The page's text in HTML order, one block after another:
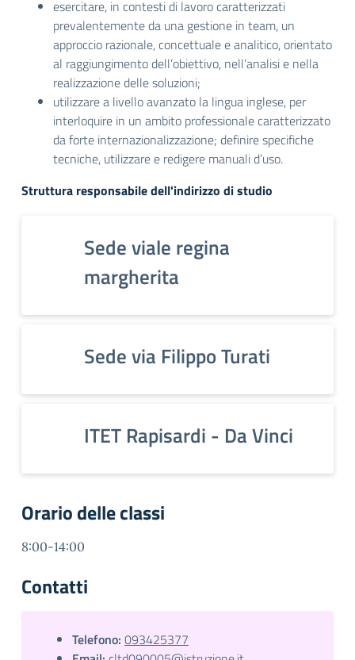
esercitare, in contesti di lavoro caratterizzati
prevalentemente da una gestione in team, un
approccio razionale, concettuale e analitico, orientato
al raggiungimento dell’obiettivo, nell’analisi e nella
realizzazione delle soluzioni;
utilizzare a livello avanzato la lingua inglese, per
interloquire in un ambito professionale caratterizzato
da forte internazionalizzazione; definire specifiche
tecniche, utilizzare e redigere manuali d’uso.
Struttura responsabile dell'indirizzo di studio
Sede viale regina
margherita
Sede via Filippo Turati
ITET Rapisardi - Da Vinci
Orario delle classi
8:00-14:00
Contatti
Telefono: 093425377